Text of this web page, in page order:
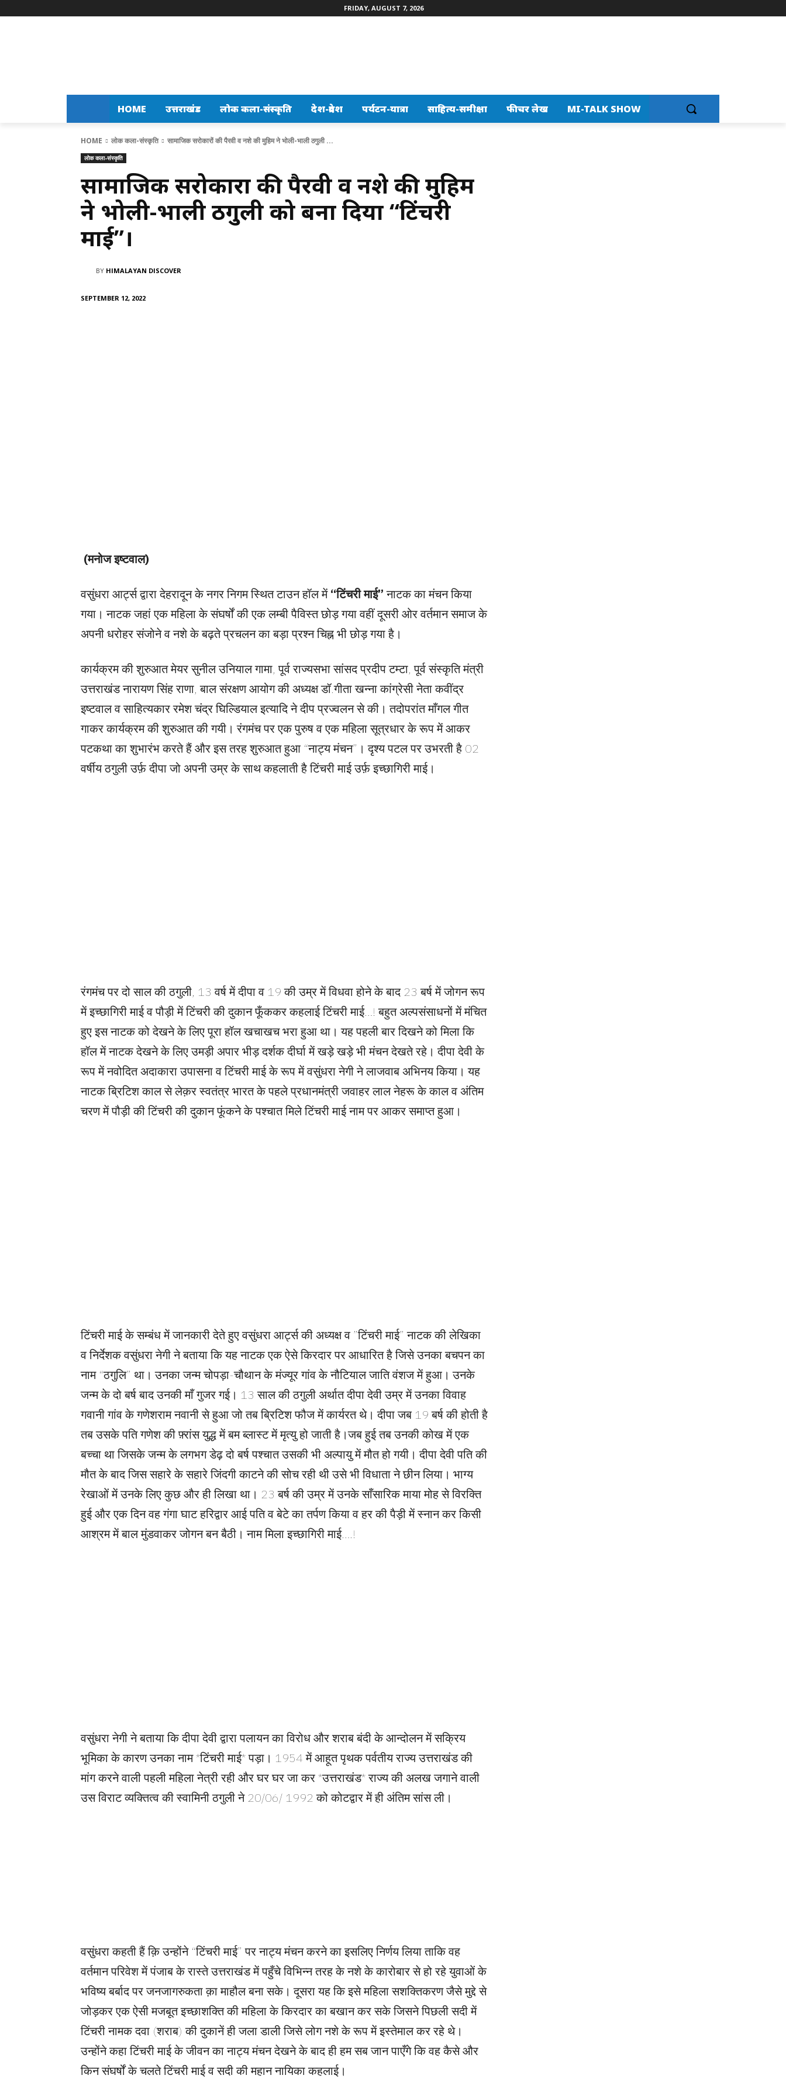
FRIDAY, AUGUST 7, 2026
HOME उत्तराखंड लोक कला-संस्कृति देश-प्रदेश पर्यटन-यात्रा साहित्य-समीक्षा फीचर लेख MI-TALK SHOW
HOME लोक कला-संस्कृति सामाजिक सरोकारों की पैरवी व नशे की मुहिम ने भोली-भाली ठगुली ...
लोक कला-संस्कृति
सामाजिक सरोकारों की पैरवी व नशे की मुहिम
ने भोली-भाली ठगुली को बना दिया “टिंचरी
माई”।
BY HIMALAYAN DISCOVER
SEPTEMBER 12, 2022
(मनोज इष्टवाल)
वसुंधरा आर्ट्स द्वारा देहरादून के नगर निगम स्थित टाउन हॉल में“टिंचरी माई”नाटक का मंचन किया
गया। नाटक जहां एक महिला के संघर्षों की एक लम्बी पैविस्त छोड़ गया वहीं दूसरी ओर वर्तमान समाज के
अपनी धरोहर संजोने व नशे के बढ़ते प्रचलन का बड़ा प्रश्न चिह्न भी छोड़ गया है।
कार्यक्रम की शुरुआत मेयर सुनील उनियाल गामा, पूर्व राज्यसभा सांसद प्रदीप टम्टा, पूर्व संस्कृति मंत्री
उत्तराखंड नारायण सिंह राणा, बाल संरक्षण आयोग की अध्यक्ष डॉ.गीता खन्ना कांग्रेसी नेता कवींद्र
इष्टवाल व साहित्यकार रमेश चंद्र घिल्डियाल इत्यादि ने दीप प्रज्वलन से की। तदोपरांत माँगल गीत
गाकर कार्यक्रम की शुरुआत की गयी। रंगमंच पर एक पुरुष व एक महिला सूत्रधार के रूप में आकर
पटकथा का शुभारंभ करते हैं और इस तरह शुरुआत हुआ “नाट्य मंचन”। दृश्य पटल पर उभरती है 02
वर्षीय ठगुली उर्फ़ दीपा जो अपनी उम्र के साथ कहलाती है टिंचरी माई उर्फ़ इच्छागिरी माई।
रंगमंच पर दो साल की ठगुली, 13 वर्ष में दीपा व 19 की उम्र में विधवा होने के बाद 23 बर्ष में जोगन रूप
में इच्छागिरी माई व पौड़ी में टिंचरी की दुकान फूँककर कहलाई टिंचरी माई…! बहुत अल्पसंसाधनों में मंचित
हुए इस नाटक को देखने के लिए पूरा हॉल खचाखच भरा हुआ था। यह पहली बार दिखने को मिला कि
हॉल में नाटक देखने के लिए उमड़ी अपार भीड़ दर्शक दीर्घा में खड़े खड़े भी मंचन देखते रहे। दीपा देवी के
रूप में नवोदित अदाकारा उपासना व टिंचरी माई के रूप में वसुंधरा नेगी ने लाजवाब अभिनय किया। यह
नाटक ब्रिटिश काल से लेक़र स्वतंत्र भारत के पहले प्रधानमंत्री जवाहर लाल नेहरू के काल व अंतिम
चरण में पौड़ी की टिंचरी की दुकान फूंकने के पश्चात मिले टिंचरी माई नाम पर आकर समाप्त हुआ।
टिंचरी माई के सम्बंध में जानकारी देते हुए वसुंधरा आर्ट्स की अध्यक्ष व ”टिंचरी माई” नाटक की लेखिका
व निर्देशक वसुंधरा नेगी ने बताया कि यह नाटक एक ऐसे किरदार पर आधारित है जिसे उनका बचपन का
नाम “ठगुलि” था। उनका जन्म चोपड़ा-चौथान के मंज्यूर गांव के नौटियाल जाति वंशज में हुआ। उनके
जन्म के दो बर्ष बाद उनकी माँ गुजर गई। 13 साल की ठगुली अर्थात दीपा देवी उम्र में उनका विवाह
गवानी गांव के गणेशराम नवानी से हुआ जो तब ब्रिटिश फौज में कार्यरत थे। दीपा जब 19 बर्ष की होती है
तब उसके पति गणेश की फ़्रांस युद्ध में बम ब्लास्ट में मृत्यु हो जाती है।जब हुई तब उनकी कोख में एक
बच्चा था जिसके जन्म के लगभग डेढ़ दो बर्ष पश्चात उसकी भी अल्पायु में मौत हो गयी। दीपा देवी पति की
मौत के बाद जिस सहारे के सहारे जिंदगी काटने की सोच रही थी उसे भी विधाता ने छीन लिया। भाग्य
रेखाओं में उनके लिए कुछ और ही लिखा था। 23 बर्ष की उम्र में उनके साँसारिक माया मोह से विरक्ति
हुई और एक दिन वह गंगा घाट हरिद्वार आई पति व बेटे का तर्पण किया व हर की पैड़ी में स्नान कर किसी
आश्रम में बाल मुंडवाकर जोगन बन बैठी। नाम मिला इच्छागिरी माई….!
वसुंधरा नेगी ने बताया कि दीपा देवी द्वारा पलायन का विरोध और शराब बंदी के आन्दोलन में सक्रिय
भूमिका के कारण उनका नाम *टिंचरी माई* पड़ा। 1954 में आहूत पृथक पर्वतीय राज्य उत्तराखंड की
मांग करने वाली पहली महिला नेत्री रही और घर घर जा कर *उत्तराखंड* राज्य की अलख जगाने वाली
उस विराट व्यक्तित्व की स्वामिनी ठगुली ने 20/06/ 1992 को कोटद्वार में ही अंतिम सांस ली।
वसुंधरा कहती हैं क़ि उन्होंने “टिंचरी माई” पर नाट्य मंचन करने का इसलिए निर्णय लिया ताकि वह
वर्तमान परिवेश में पंजाब के रास्ते उत्तराखंड में पहुँचे विभिन्न तरह के नशे के कारोबार से हो रहे युवाओं के
भविष्य बर्बाद पर जनजागरुकता क़ा माहौल बना सके। दूसरा यह कि इसे महिला सशक्तिकरण जैसे मुद्दे से
जोड़कर एक ऐसी मजबूत इच्छाशक्ति की महिला के किरदार का बखान कर सके जिसने पिछली सदी में
टिंचरी नामक दवा (शराब) की दुकानें ही जला डाली जिसे लोग नशे के रूप में इस्तेमाल कर रहे थे।
उन्होंने कहा टिंचरी माई के जीवन का नाट्य मंचन देखने के बाद ही हम सब जान पाएँगे कि वह कैसे और
किन संघर्षों के चलते टिंचरी माई व सदी की महान नायिका कहलाई।